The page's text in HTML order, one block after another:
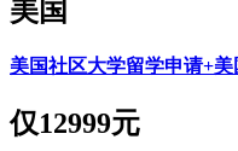
美国
美国社区大学留学申请+
仅12999元